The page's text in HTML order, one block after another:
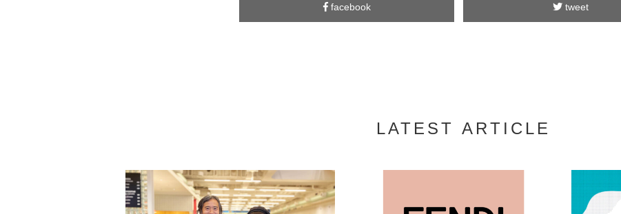
facebook tweet
LATEST ARTICLE